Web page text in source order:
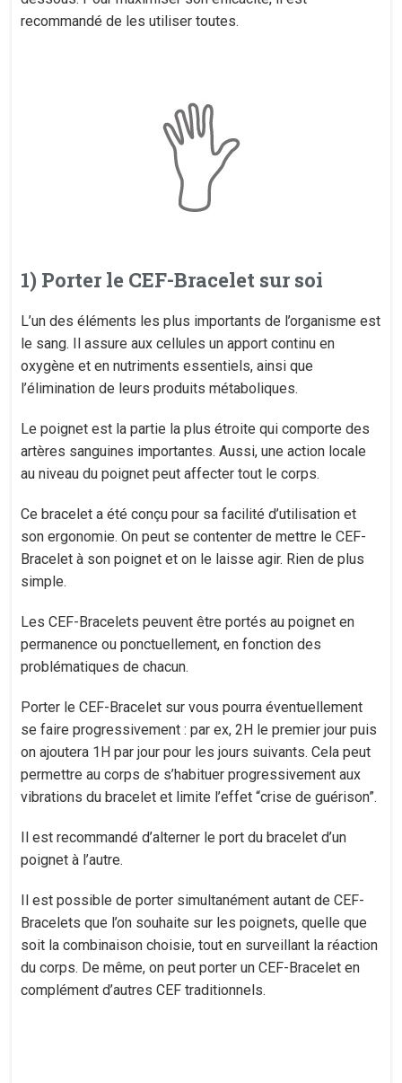
recommandé de les utiliser toutes.
1) Porter le CEF-Bracelet sur soi
L’un des éléments les plus importants de l’organisme est
le sang. Il assure aux cellules un apport continu en
oxygène et en nutriments essentiels, ainsi que
l’élimination de leurs produits métaboliques.
Le poignet est la partie la plus étroite qui comporte des
artères sanguines importantes. Aussi, une action locale
au niveau du poignet peut affecter tout le corps.
Ce bracelet a été conçu pour sa facilité d’utilisation et
son ergonomie. On peut se contenter de mettre le CEF-
Bracelet à son poignet et on le laisse agir. Rien de plus
simple.
Les CEF-Bracelets peuvent être portés au poignet en
permanence ou ponctuellement, en fonction des
problématiques de chacun.
Porter le CEF-Bracelet sur vous pourra éventuellement
se faire progressivement : par ex, 2H le premier jour puis
on ajoutera 1H par jour pour les jours suivants. Cela peut
permettre au corps de s’habituer progressivement aux
vibrations du bracelet et limite l’effet “crise de guérison”.
Il est recommandé d’alterner le port du bracelet d’un
poignet à l’autre.
Il est possible de porter simultanément autant de CEF-
Bracelets que l’on souhaite sur les poignets, quelle que
soit la combinaison choisie, tout en surveillant la réaction
du corps. De même, on peut porter un CEF-Bracelet en
complément d’autres CEF traditionnels.